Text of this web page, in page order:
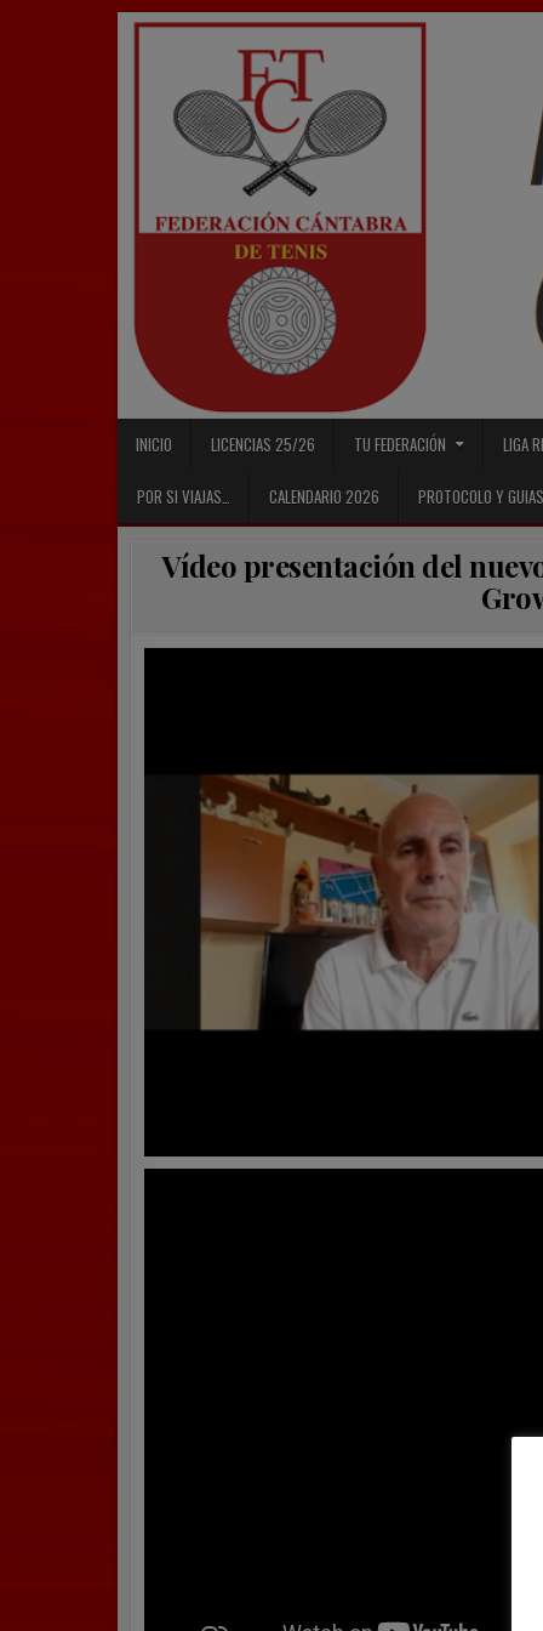
INICIO LICENCIAS 25/26 TU FEDERACIÓN LIGA
POR SI VIAJAS… CALENDARIO 2026 PROTOCOLO Y
Vídeo presentación del